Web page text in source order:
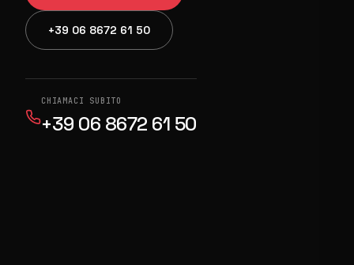
+39 06 8672 61 50
CHIAMACI SUBITO
+39 06 8672 61 50